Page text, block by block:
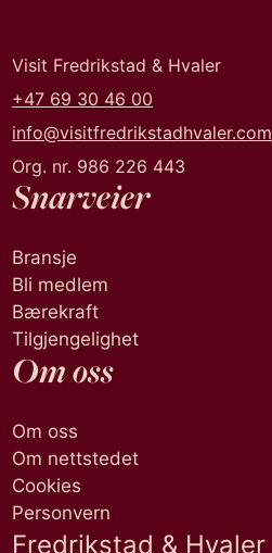
Visit Fredrikstad & Hvaler
+47 69 30 46 00
info@visitfredrikstadhvaler.com
Org. nr. 986 226 443
Snarveier
Bransje
Bli medlem
Bærekraft
Tilgjengelighet
Om oss
Om oss
Om nettstedet
Cookies
Personvern
Fredrikstad & Hvaler